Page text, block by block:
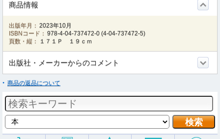
商品情報
出版年月： 2023年10月
ISBNコード： 978-4-04-737472-0 (4-04-737472-5)
頁数・縦：
１７１Ｐ １９ｃｍ
出版社・メーカーからのコメント
商品の返品について